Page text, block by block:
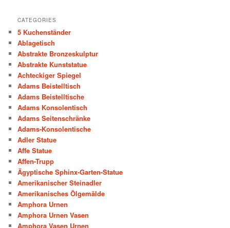
CATEGORIES
5 Kuchenständer
Ablagetisch
Abstrakte Bronzeskulptur
Abstrakte Kunststatue
Achteckiger Spiegel
Adams Beistelltisch
Adams Beistelltische
Adams Konsolentisch
Adams Seitenschränke
Adams-Konsolentische
Adler Statue
Affe Statue
Affen-Trupp
Ägyptische Sphinx-Garten-Statue
Amerikanischer Steinadler
Amerikanisches Ölgemälde
Amphora Urnen
Amphora Urnen Vasen
Amphora Vasen Urnen